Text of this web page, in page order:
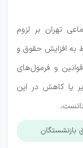
تهران بر لزوم
به افزایش حقوق و
و فرمول‌های
یا کاهش در این
بازنشستگان